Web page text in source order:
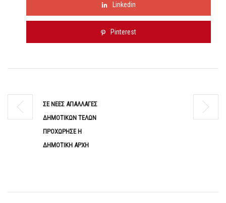
Linkedin
Pinterest
ΣΕ ΝΕΕΣ ΑΠΑΛΛΑΓΕΣ
ΔΗΜΟΤΙΚΩΝ ΤΕΛΩΝ
ΠΡΟΧΩΡΗΣΕ Η
ΔΗΜΟΤΙΚΗ ΑΡΧΗ